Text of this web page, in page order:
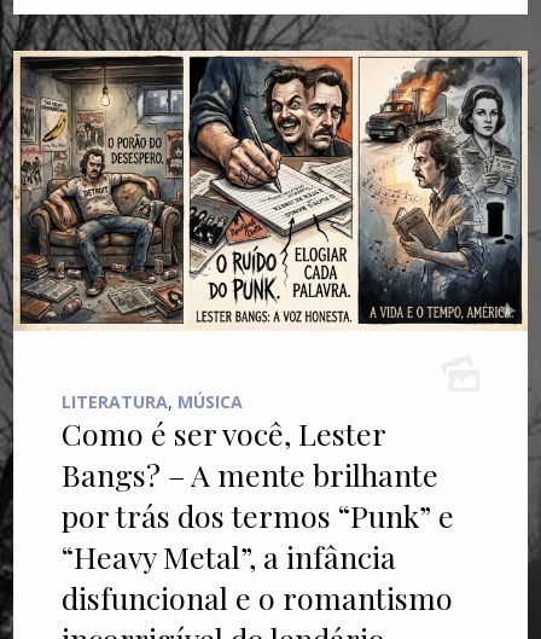
LITERATURA, MÚSICA
Como é ser você, Lester
Bangs? – A mente brilhante
por trás dos termos “Punk” e
“Heavy Metal”, a infância
disfuncional e o romantismo